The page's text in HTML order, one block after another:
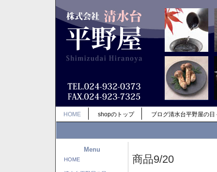
HOME shopのトップ ブログ清水台平野屋の日
Menu
HOME 商品9/20